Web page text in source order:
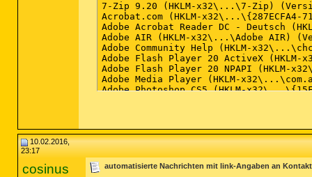
7-Zip 9.20 (HKLM-x32\...\7-Zip)
Acrobat.com (HKLM-x32\...\{287ECFA4-
Adobe Acrobat Reader DC - Deutsch
Adobe AIR (HKLM-x32\...\Adobe AIR)
Adobe Community Help (HKLM-
Adobe Flash Player 20 ActiveX
Adobe Flash Player 20 NPAPI (HKLM-
Adobe Media Player (HKLM-
Adobe Photoshop CS5 (HKLM-
Apple Mobile Device Support
Apple Software Update (HKLM-
Atheros Communications Inc.(R)
Audible Download Manager (HKLM-
AudibleManager (HKLM-
10.02.2016,
23:17
cosinus automatisierte Nachrichten mit link-Angaben an